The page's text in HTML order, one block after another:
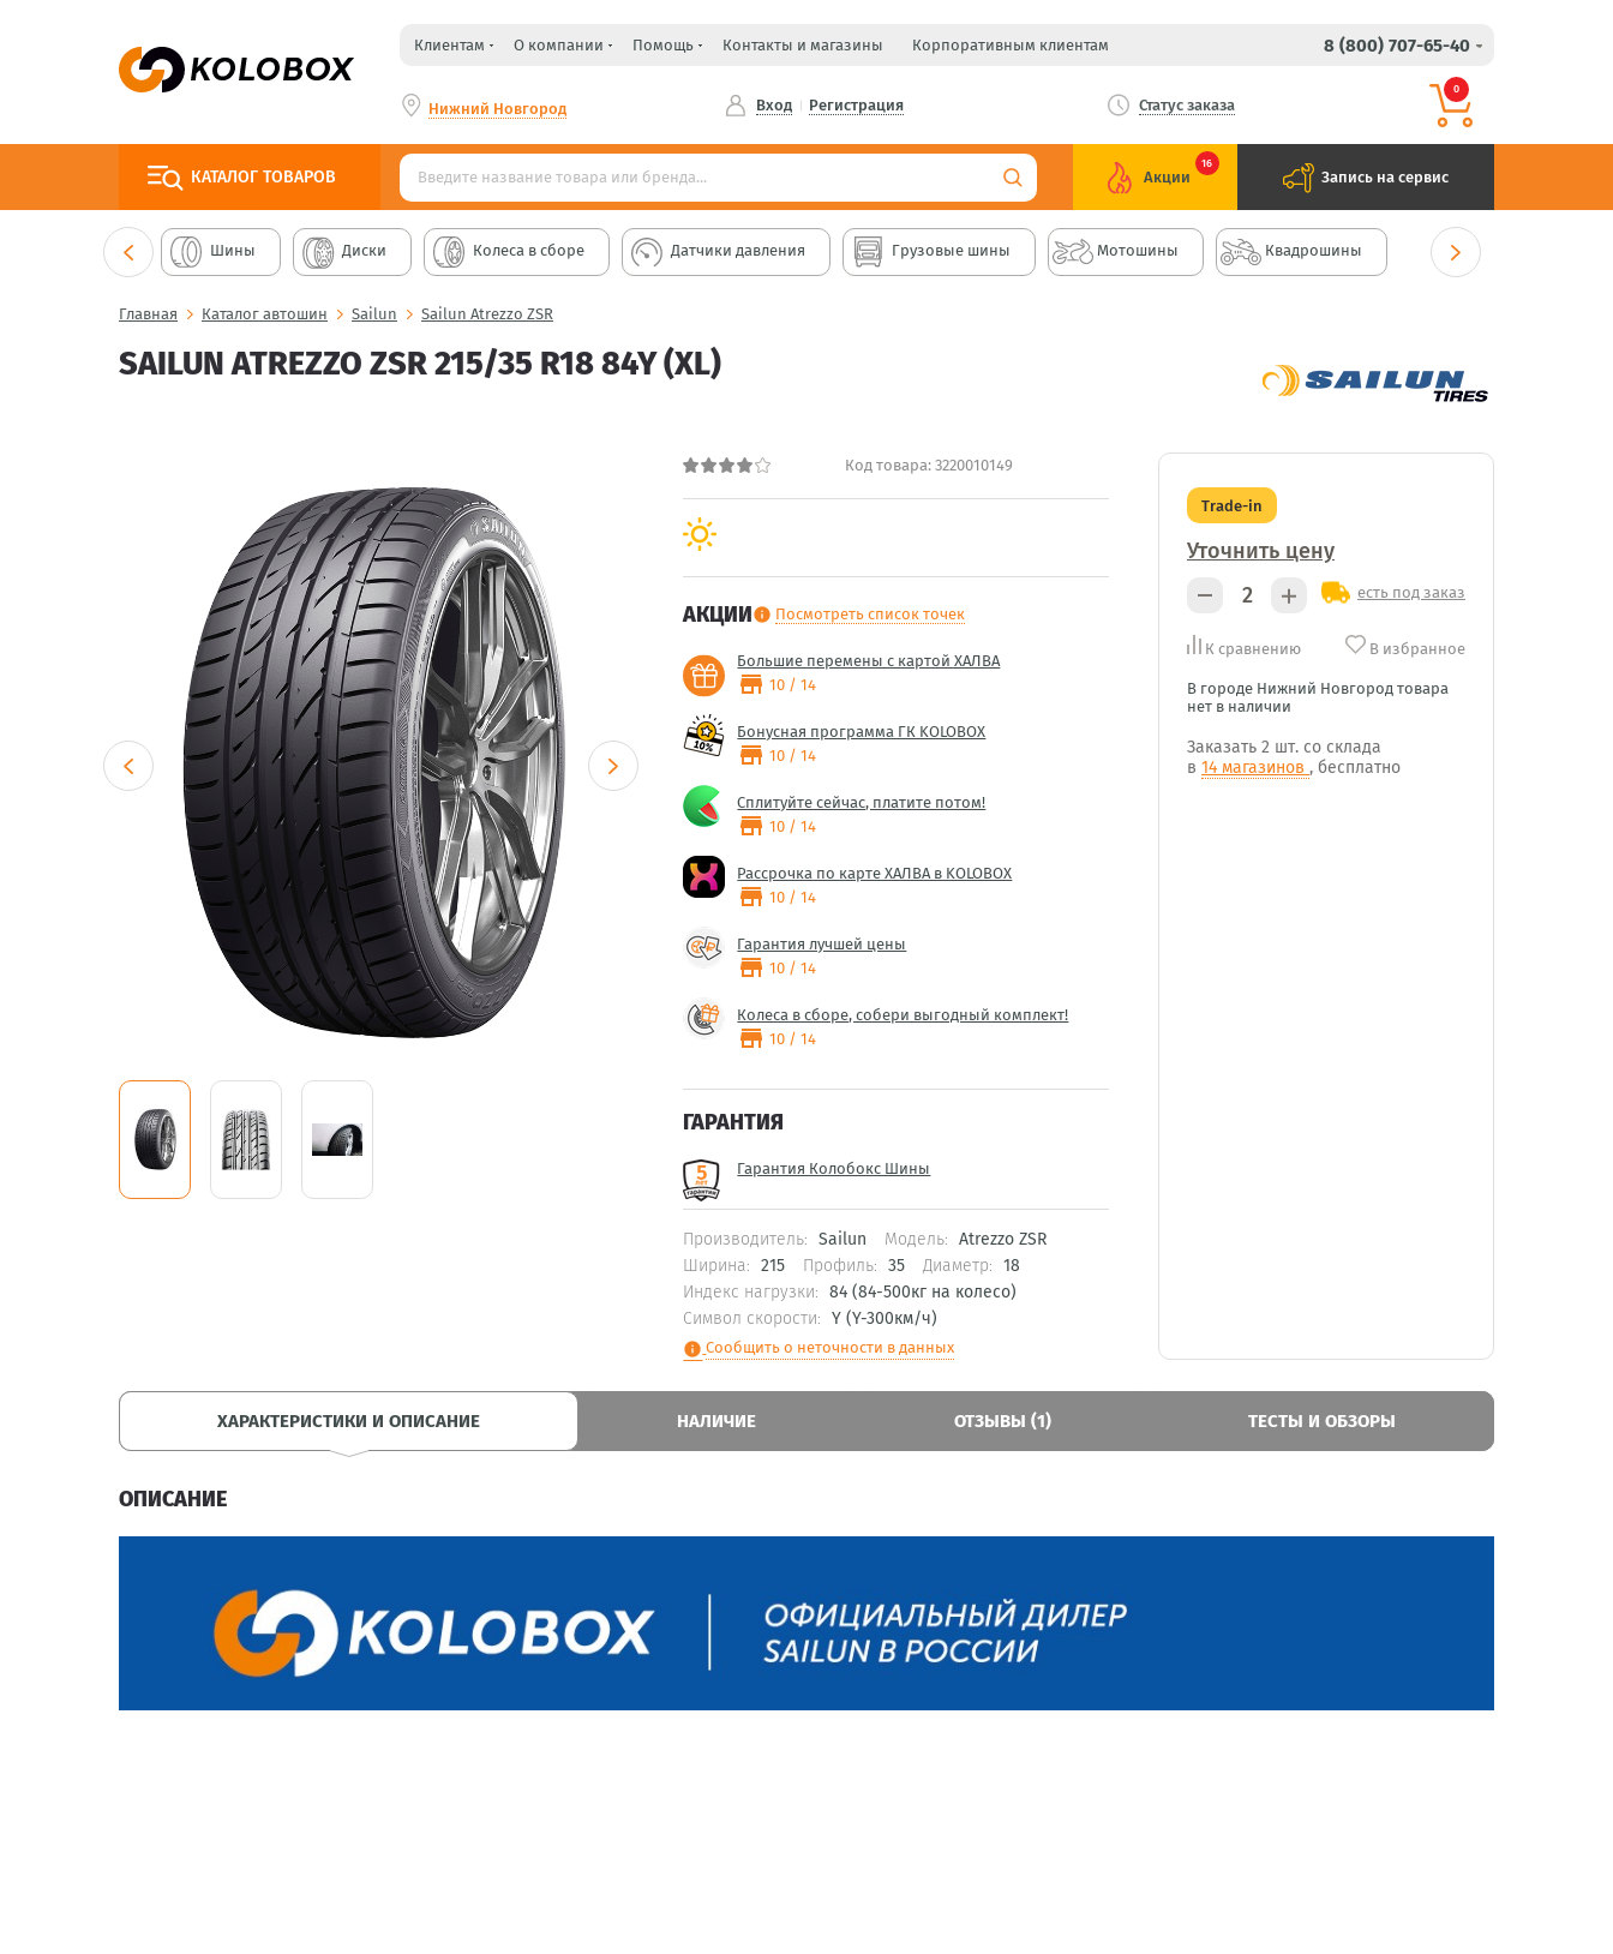
Клиентам О компании Помощь Контакты и магазины Корпоративным клиентам 8 (800) 707-65-40
Нижний Новгород Вход Регистрация Статус заказа
0
КАТАЛОГ ТОВАРОВ Акции
16
Запись на сервис
Шины Диски Колеса в сборе Датчики давления Грузовые шины Мотошины Квадрошины
Главная Каталог автошин Sailun Sailun Atrezzo ZSR
SAILUN ATREZZO ZSR 215/35 R18 84Y (XL)
Код товара:3220010149
АКЦИИinfo Посмотреть список точек
Большие перемены с картой ХАЛВА
store 10 / 14
Бонусная программа ГК KOLOBOX
store 10 / 14
Сплитуйте сейчас, платите потом!
store 10 / 14
Рассрочка по карте ХАЛВА в KOLOBOX
store 10 / 14
Гарантия лучшей цены
store 10 / 14
Колеса в сборе, собери выгодный комплект!
store 10 / 14
ГАРАНТИЯ
Гарантия Колобокс Шины
Производитель: Sailun Модель:
Atrezzo ZSR
Ширина:
215 Профиль: 35 Диаметр:
18
Индекс нагрузки:
84 (84-500кг на колесо)
Символ скорости:
Y (Y-300км/ч)
info Сообщить о неточности в данных
Trade-in
Уточнить цену
есть под заказ
К сравнению В избранное
В городе Нижний Новгород товара
нет в наличии
Заказать 2 шт. со склада
в 14 магазинов , бесплатно
ХАРАКТЕРИСТИКИ И ОПИСАНИЕ НАЛИЧИЕ ОТЗЫВЫ (1) ТЕСТЫ И ОБЗОРЫ
ОПИСАНИЕ